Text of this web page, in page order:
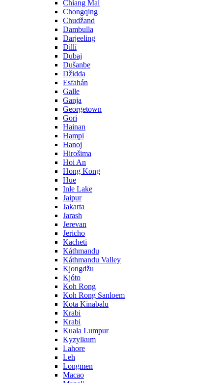
Chiang Mai
Chongqing
Chudžand
Dambulla
Darjeeling
Dillí
Dubaj
Dušanbe
Džidda
Esfahán
Galle
Ganja
Georgetown
Gori
Hainan
Hampi
Hanoj
Hirošima
Hoi An
Hong Kong
Hue
Inle Lake
Jaipur
Jakarta
Jarash
Jerevan
Jericho
Kacheti
Káthmandu
Káthmandu Valley
Kjongdžu
Kjóto
Koh Rong
Koh Rong Sanloem
Kota Kinabalu
Krabi
Krabi
Kuala Lumpur
Kyzylkum
Lahore
Leh
Longmen
Macao